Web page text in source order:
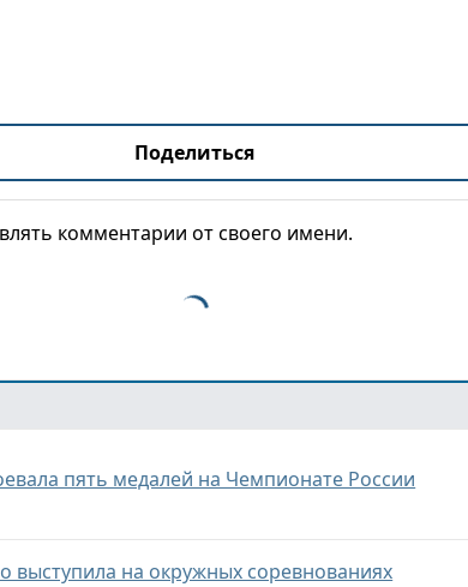
Поделиться
комментарии от своего имени.
пять медалей на Чемпионате России
выступила на окружных соревнованиях